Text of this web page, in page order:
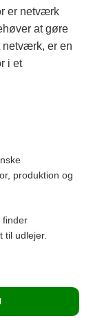
er netværk
at gøre
netværk, er en
i et
produktion og
finder
til udlejer.